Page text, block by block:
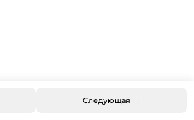
Следующая →